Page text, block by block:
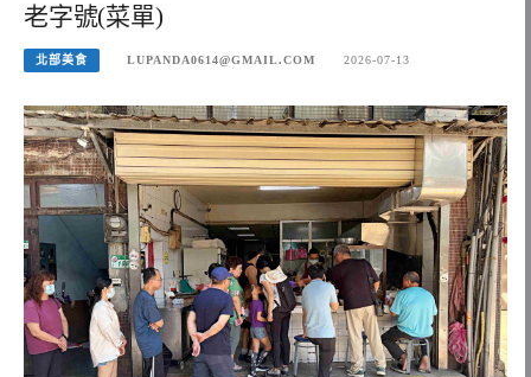
老字號(菜單)
北部美食 LUPANDA0614@GMAIL.COM 2026-07-13